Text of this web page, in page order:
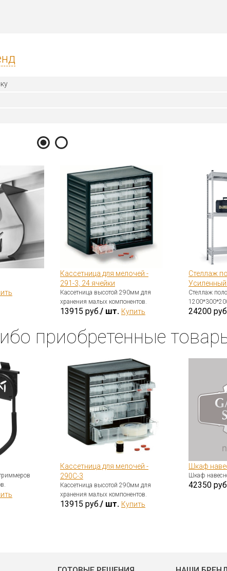
Кассетница для мелочей -
291-3, 24 ячейки
Кассетница высотой 290мм для
хранения малых компонентов.
13915 руб./ шт. Купить
Стеллаж
Стеллаж
24200
приобретенные
Кассетница для мелочей -
290С-3
Кассетница высотой 290мм для
хранения малых компонентов.
13915 руб./ шт. Купить
Шкаф
Шкаф
42350